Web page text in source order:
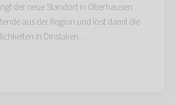
der neue Standort in Oberhausen
aus der Region und löst damit die
in Dinslaken…